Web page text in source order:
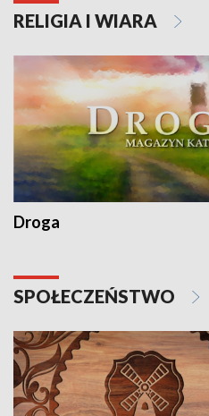
RELIGIA I WIARA
Droga
SPOŁECZEŃSTWO